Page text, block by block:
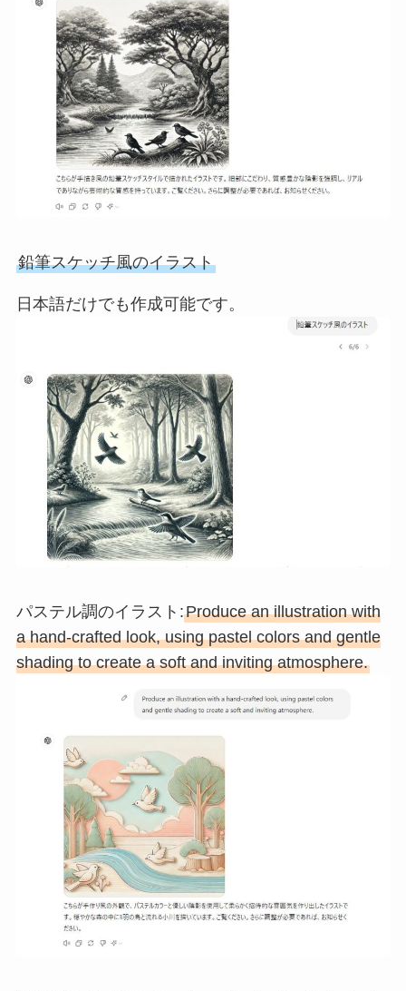
鉛筆スケッチ風のイラスト
日本語だけでも作成可能です。
パステル調のイラスト:Produce an illustration with
a hand-crafted look, using pastel colors and gentle
shading to create a soft and inviting atmosphere.